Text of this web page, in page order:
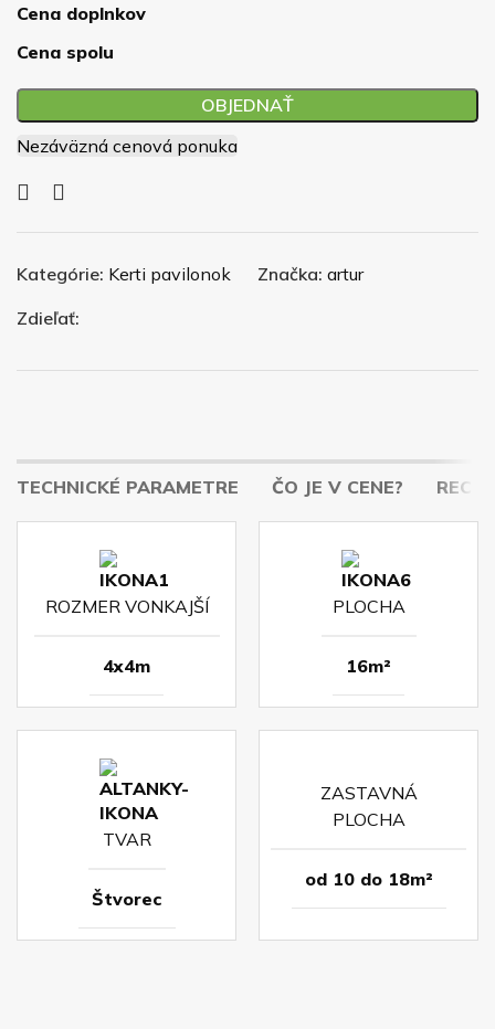
Cena doplnkov
Cena spolu
OBJEDNAŤ
Nezáväzná cenová ponuka
Kategórie: Kerti pavilonok Značka: artur
Zdieľať:
TECHNICKÉ PARAMETRE ČO JE V CENE?
ROZMER VONKAJŠÍ
4x4m
PLOCHA
16m²
TVAR
Štvorec
ZASTAVNÁ
PLOCHA
od 10 do 18m²